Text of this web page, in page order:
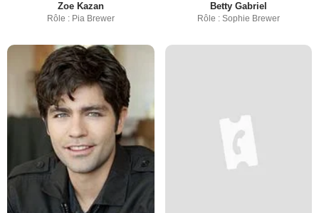
Zoe Kazan
Rôle : Pia Brewer
Betty Gabriel
Rôle : Sophie Brewer